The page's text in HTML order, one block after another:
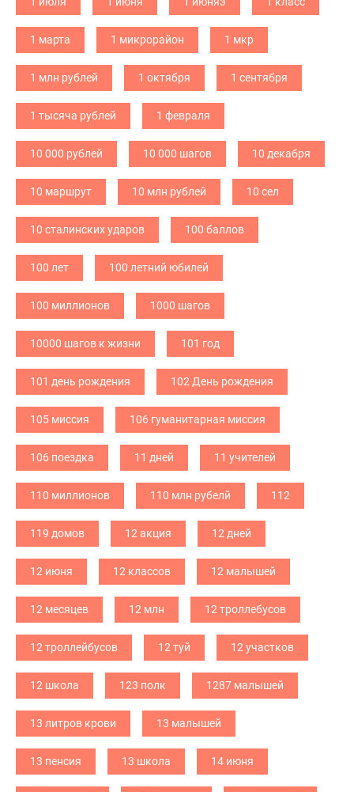
1 марта 1 микрорайон 1 мкр
1 млн рублей 1 октября 1 сентября
1 тысяча рублей 1 февраля
10 000 рублей 10 000 шагов 10 декабря
10 маршрут 10 млн рублей 10 сел
10 сталинских ударов 100 баллов
100 лет 100 летний юбилей
100 миллионов 1000 шагов
10000 шагов к жизни 101 год
101 день рождения 102 День рождения
105 миссия 106 гуманитарная миссия
106 поездка 11 дней 11 учителей
110 миллионов 110 млн рубелй 112
119 домов 12 акция 12 дней
12 июня 12 классов 12 малышей
12 месяцев 12 млн 12 троллебусов
12 троллейбусов 12 туй 12 участков
12 школа 123 полк 1287 малышей
13 литров крови 13 малышей
13 пенсия 13 школа 14 июня